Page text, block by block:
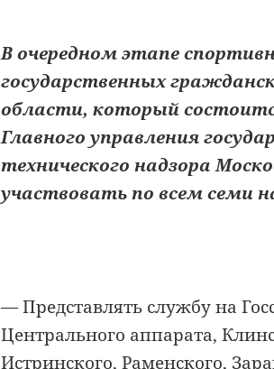
В очередном этапе
государственных
области, который
Главного управления
технического надзора
участвовать по всем семи
— Представлять службу на
Центрального аппарата,
Истринского, Раменского,